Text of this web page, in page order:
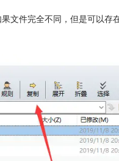
文件完全不同，但是可以